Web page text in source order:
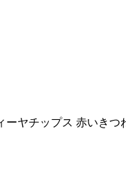
ヤチップス 赤いきつ